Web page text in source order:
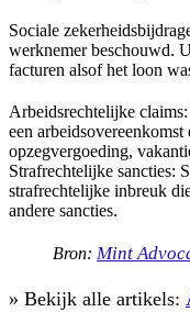
Sociale
werknemer beschouwd.
facturen alsof het loon
Arbeidsrechtelijke
een
opzegvergoeding,
Strafrechtelijke sancties:
strafrechtelijke inbreuk
andere sancties.
Bron: Mint
» Bekijk alle artikels: